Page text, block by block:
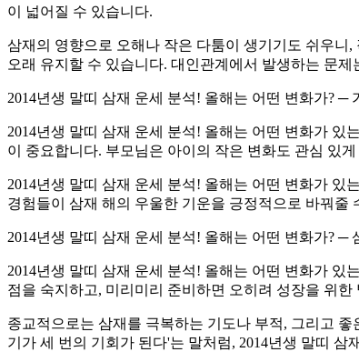
이 넓어질 수 있습니다.
삼재의 영향으로 오해나 작은 다툼이 생기기도 쉬우
오래 유지할 수 있습니다. 대인관계에서 발생하는 문
2014년생 말띠 삼재 운세 분석! 올해는 어떤 변화가? ─
2014년생 말띠 삼재 운세 분석! 올해는 어떤 변화가
이 중요합니다. 부모님은 아이의 작은 변화도 관심 있
2014년생 말띠 삼재 운세 분석! 올해는 어떤 변화가
경험들이 삼재 해의 우울한 기운을 긍정적으로 바꿔줄
2014년생 말띠 삼재 운세 분석! 올해는 어떤 변화가? ─
2014년생 말띠 삼재 운세 분석! 올해는 어떤 변화가 있
점을 숙지하고, 미리미리 준비하면 오히려 성장을 위한
종교적으로는 삼재를 극복하는 기도나 부적, 그리고
기가 세 번의 기회가 된다'는 말처럼, 2014년생 말띠